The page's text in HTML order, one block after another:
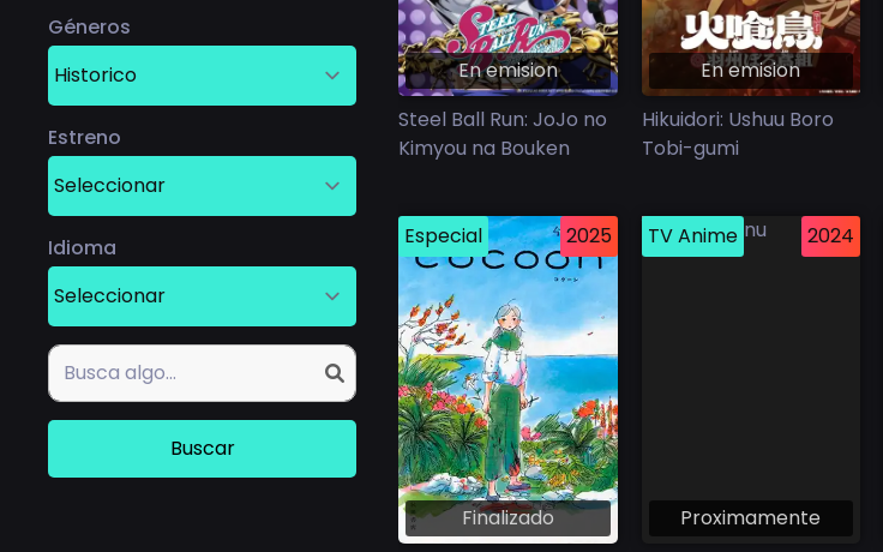
Géneros
Estreno
Idioma
En emision
Steel Ball Run: JoJo no
Kimyou na Bouken
En emision
Hikuidori: Ushuu Boro
Tobi-gumi
Especial 2025
Finalizado
TV Anime 2024
Proximamente